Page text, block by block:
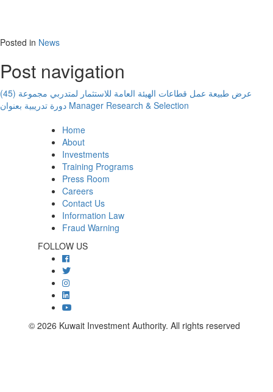
Posted in News
Post navigation
عرض طبيعة عمل قطاعات الهيئة العامة للاستثمار لمتدربي مجموعة (45)
دورة تدريبية بعنوان Manager Research & Selection
Home
About
Investments
Training Programs
Press Room
Careers
Contact Us
Information Law
Fraud Warning
FOLLOW US
© 2026 Kuwait Investment Authority. All rights reserved